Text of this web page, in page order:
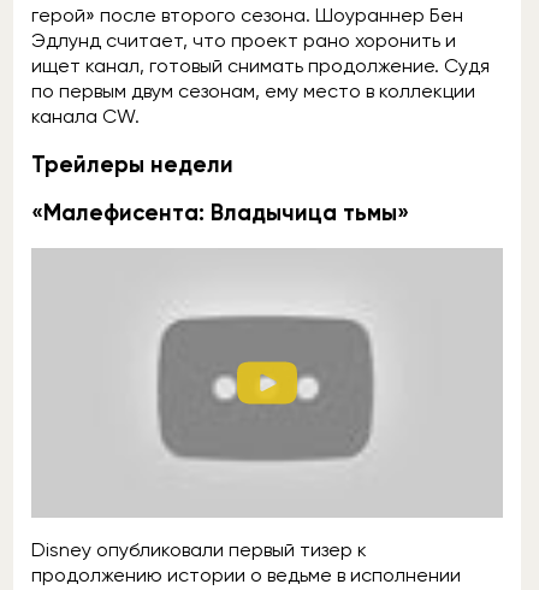
герой» после второго сезона. Шоураннер Бен
Эдлунд считает, что проект рано хоронить и
ищет канал, готовый снимать продолжение. Судя
по первым двум сезонам, ему место в коллекции
канала CW.
Трейлеры недели
«Малефисента: Владычица тьмы»
Disney опубликовали первый тизер к
продолжению истории о ведьме в исполнении